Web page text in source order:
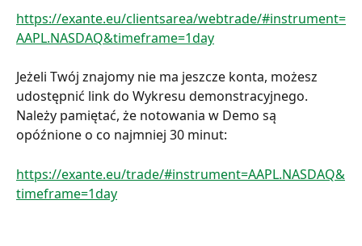
https://exante.eu/clientsarea/webtrade/#instrument=
AAPL.NASDAQ&timeframe=1day
Jeżeli Twój znajomy nie ma jeszcze konta, możesz
udostępnić link do Wykresu demonstracyjnego.
Należy pamiętać, że notowania w Demo są
opóźnione o co najmniej 30 minut:
https://exante.eu/trade/#instrument=AAPL.NASDAQ&
timeframe=1day